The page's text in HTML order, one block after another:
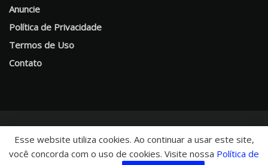
Anuncie
Política de Privacidade
Termos de Uso
Contato
© 2025 CHNews - Portal de Notícias
Esse website utiliza cookies. Ao continuar a usar este site,
você concorda com o uso de cookies. Visite nossa Política de